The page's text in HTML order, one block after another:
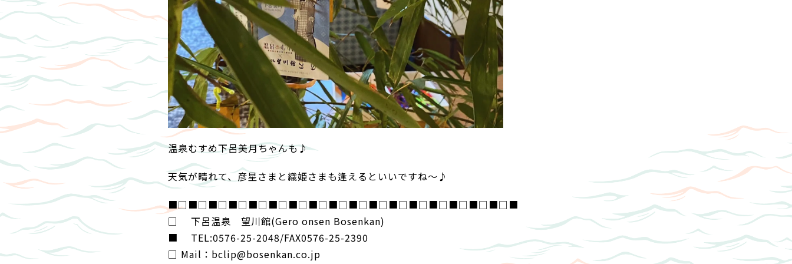
温泉むすめ下呂美月ちゃんも♪
天気が晴れて、彦星さまと織姫さまも逢えるといいですね～♪
■□■□■□■□■□■□■□■□■□■□■□■□■□■□■□■□■□■
□ 下呂温泉 望川館(Gero onsen Bosenkan)
■ TEL:0576-25-2048/FAX0576-25-2390
□ Mail：bclip@bosenkan.co.jp